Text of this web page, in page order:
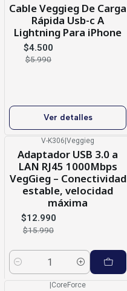
Agotado
Cable Veggieg De Carga
Rápida Usb-c A
Lightning Para iPhone
$4.500
$5.990
Ver detalles
V-K306|Veggieg
Adaptador USB 3.0 a
LAN RJ45 1000Mbps
VegGieg – Conectividad
estable, velocidad
máxima
$12.990
$15.990
Cantidad
CoreForce